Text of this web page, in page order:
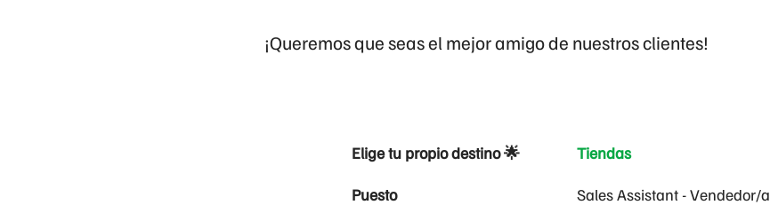
¡Queremos que seas el mejor amigo de nuestros clientes!
Elige tu propio destino 🌟 Tiendas
Puesto Sales Assistant - Vendedor/a